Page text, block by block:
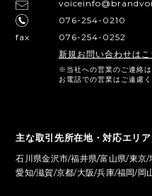
076-254-0210
fax
076-254-0252
新規お問い合わせはこ
※当社への営業のご連絡は
お電話での営業はご遠慮く
主な取引先所在地・対応エリア
石川県金沢市/福井県/富山県/東
愛知/滋賀/京都/大阪/兵庫/福岡/岡